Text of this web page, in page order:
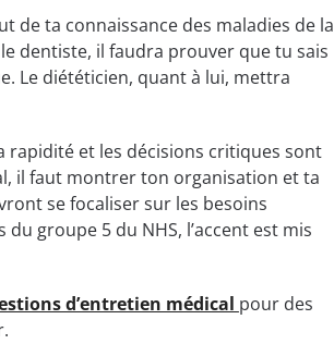
de ta connaissance des maladies de la
dentiste, il faudra prouver que tu sais
Le diététicien, quant à lui, mettra
rapidité et les décisions critiques sont
il faut montrer ton organisation et ta
se focaliser sur les besoins
groupe 5 du NHS, l’accent est mis
d’entretien médical pour des